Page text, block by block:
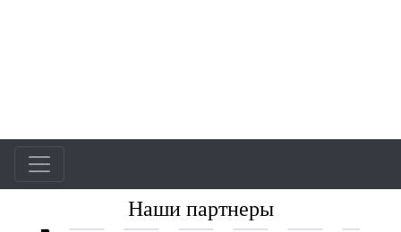
Наши партнеры